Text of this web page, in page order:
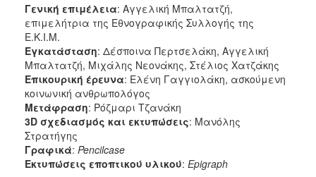
Γενική επιμέλεια: Αγγελική Μπαλτατζή,
επιμελήτρια της Εθνογραφικής Συλλογής της
Ε.Κ.Ι.Μ.
Εγκατάσταση: Δέσποινα Περτσελάκη, Αγγελική
Μπαλτατζή, Μιχάλης Νεονάκης, Στέλιος Χατζάκης
Επικουρική έρευνα: Ελένη Γαγγιολάκη, ασκούμενη
κοινωνική ανθρωπολόγος
Μετάφραση: Ρόζμαρι Τζανάκη
3D σχεδιασμός και εκτυπώσεις: Μανόλης
Στρατήγης
Γραφικά: Pencilcase
Εκτυπώσεις εποπτικού υλικού: Epigraph